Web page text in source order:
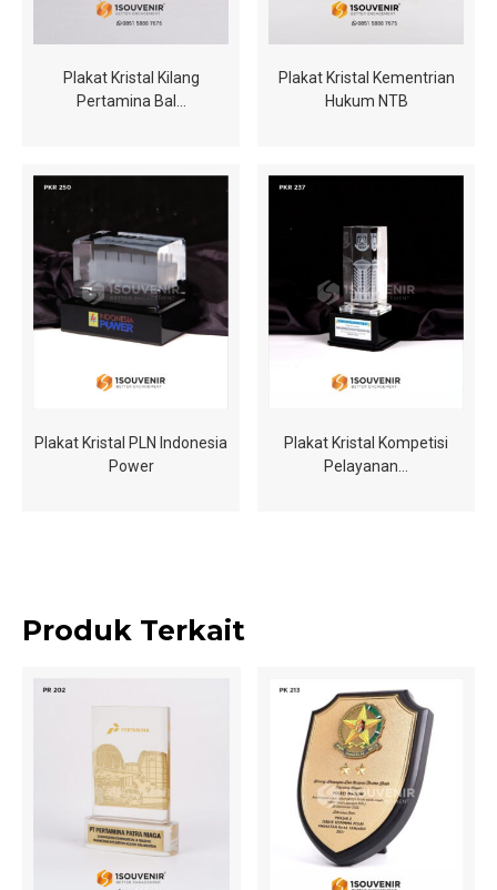
Plakat Kristal Kilang
Pertamina Bal…
Plakat Kristal Kementrian
Hukum NTB
Plakat Kristal PLN Indonesia
Power
Plakat Kristal Kompetisi
Pelayanan…
Produk Terkait